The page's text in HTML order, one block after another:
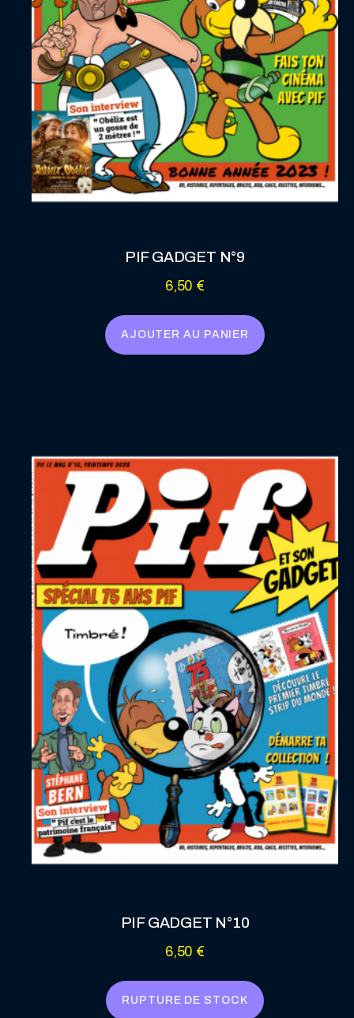
PIF GADGET N°9
6,50 €
AJOUTER AU PANIER
PIF GADGET N°10
6,50 €
RUPTURE DE STOCK